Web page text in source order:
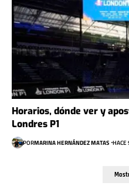
Horarios, dónde ver y
Londres P1
PORMARINA HERNÁNDEZ MATAS HACE